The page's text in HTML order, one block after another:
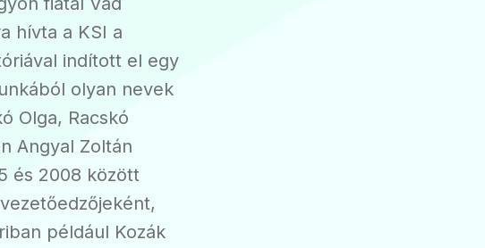
hívta a KSI a
indított el egy
olyan nevek
Olga, Racskó
Angyal Zoltán
és 2008 között
például Kozák